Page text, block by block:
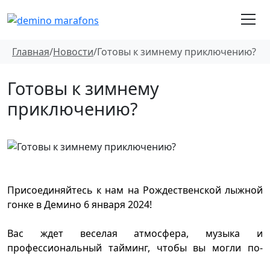
Главная/Новости/Готовы к зимнему приключению?
Готовы к зимнему
приключению?
Присоединяйтесь к нам на Рождественской лыжной
гонке в Демино 6 января 2024!
Вас ждет веселая атмосфера, музыка и
профессиональный тайминг, чтобы вы могли по-